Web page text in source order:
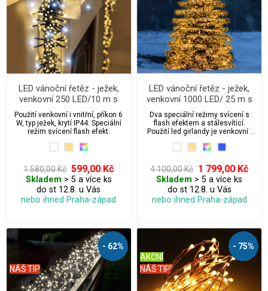
LED vánoční řetěz - ježek,
venkovní 250 LED/10 m s
flash
Použití venkovní i vnitřní, příkon 6
W, typ ježek, krytí IP44. Speciální
režim svícení flash efekt.
1 580,00 Kč 599,00 Kč
Skladem > 5 a více ks
do st 12.8. u Vás
nebo ihned Praha-západ
LED vánoční řetěz - ježek,
venkovní 1000 LED/ 25 m s
flash
Dva speciální režimy svícení s
flash efektem a stálesvítící.
Použití led girlandy je venkovní i
IP44.
4 100,00 Kč 1 799,00 Kč
Skladem > 5 a více ks
do st 12.8. u Vás
nebo ihned Praha-západ
- 62%
NÁŠ TIP
- 75%
NÁŠ TIP
AKČNÍ